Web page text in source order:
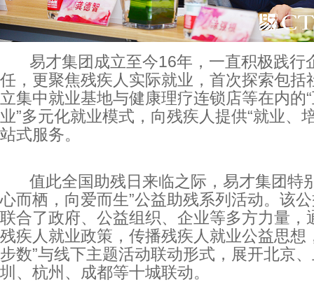
易才集团成立至今16年，一直积极践行
任，更聚焦残疾人实际就业，首次探索包括
立集中就业基地与健康理疗连锁店等在内的
业”多元化就业模式，向残疾人提供“就业、
站式服务。
值此全国助残日来临之际，易才集团特
心而栖，向爱而生”公益助残系列活动。该
联合了政府、公益组织、企业等多方力量，
残疾人就业政策，传播残疾人就业公益思想
步数”与线下主题活动联动形式，展开北京
圳、杭州、成都等十城联动。